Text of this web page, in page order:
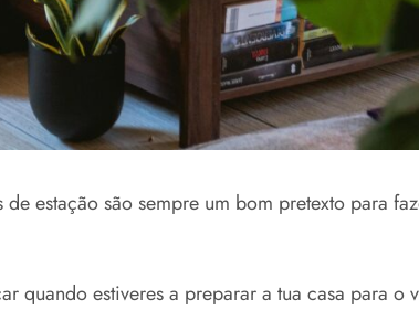
estação são sempre um bom pretexto para
quando estiveres a preparar a tua casa para o